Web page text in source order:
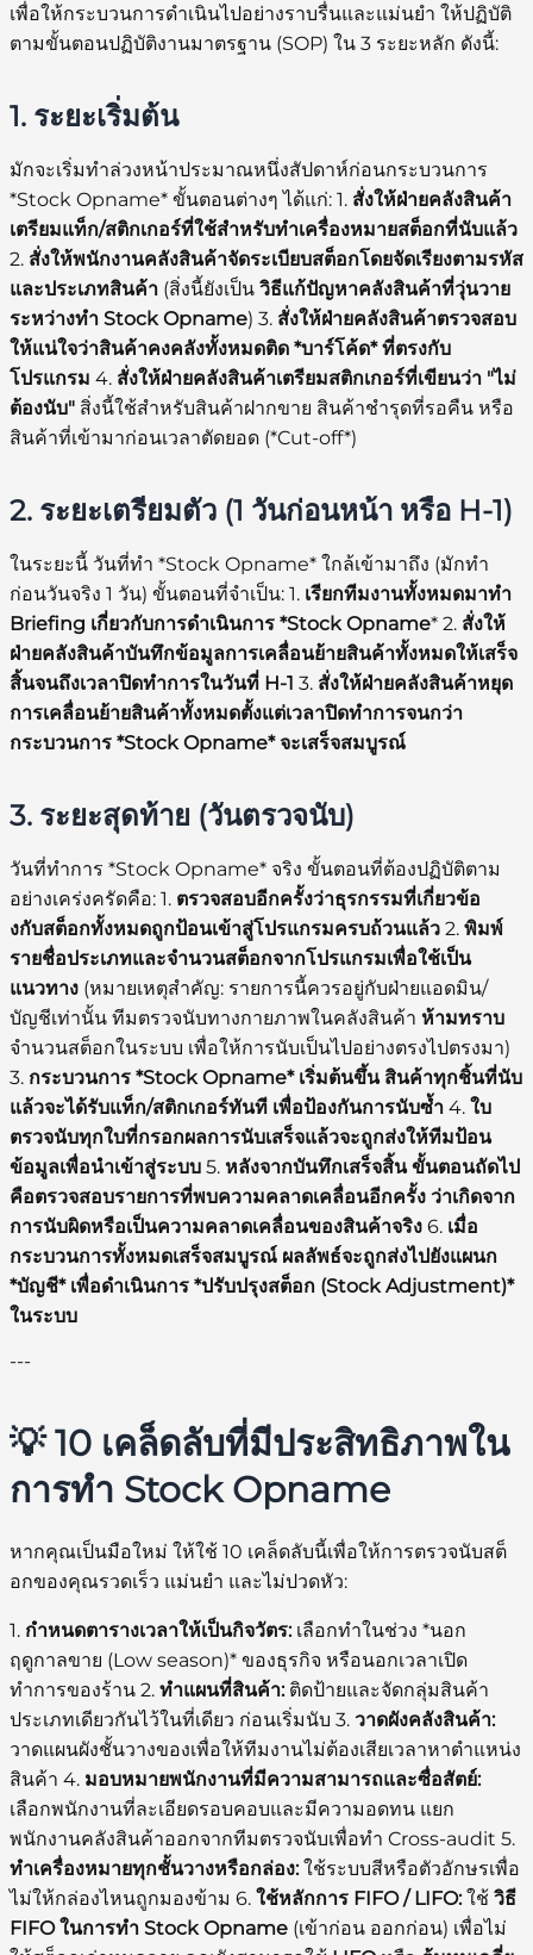
เพื่อให้กระบวนการดำเนินไปอย่างราบรื่นและแม่นยำ ให้ปฏิบัติ
ตามขั้นตอนปฏิบัติงานมาตรฐาน (SOP) ใน 3 ระยะหลัก ดังนี้:
1. ระยะเริ่มต้น
มักจะเริ่มทำล่วงหน้าประมาณหนึ่งสัปดาห์ก่อนกระบวนการ
*Stock Opname* ขั้นตอนต่างๆ ได้แก่: 1. สั่งให้ฝ่ายคลังสินค้า
เตรียมแท็ก/สติกเกอร์ที่ใช้สำหรับทำเครื่องหมายสต็อกที่นับแล้ว
2. สั่งให้พนักงานคลังสินค้าจัดระเบียบสต็อกโดยจัดเรียงตามรหัส
และประเภทสินค้า (สิ่งนี้ยังเป็น วิธีแก้ปัญหาคลังสินค้าที่วุ่นวาย
ระหว่างทำ Stock Opname) 3. สั่งให้ฝ่ายคลังสินค้าตรวจสอบ
ให้แน่ใจว่าสินค้าคงคลังทั้งหมดติด *บาร์โค้ด* ที่ตรงกับ
โปรแกรม 4. สั่งให้ฝ่ายคลังสินค้าเตรียมสติกเกอร์ที่เขียนว่า "ไม่
ต้องนับ" สิ่งนี้ใช้สำหรับสินค้าฝากขาย สินค้าชำรุดที่รอคืน หรือ
สินค้าที่เข้ามาก่อนเวลาตัดยอด (*Cut-off*)
2. ระยะเตรียมตัว (1 วันก่อนหน้า หรือ H-1)
ในระยะนี้ วันที่ทำ *Stock Opname* ใกล้เข้ามาถึง (มักทำ
ก่อนวันจริง 1 วัน) ขั้นตอนที่จำเป็น: 1. เรียกทีมงานทั้งหมดมาทำ
Briefing เกี่ยวกับการดำเนินการ *Stock Opname* 2. สั่งให้
ฝ่ายคลังสินค้าบันทึกข้อมูลการเคลื่อนย้ายสินค้าทั้งหมดให้เสร็จ
สิ้นจนถึงเวลาปิดทำการในวันที่ H-1 3. สั่งให้ฝ่ายคลังสินค้าหยุด
การเคลื่อนย้ายสินค้าทั้งหมดตั้งแต่เวลาปิดทำการจนกว่า
กระบวนการ *Stock Opname* จะเสร็จสมบูรณ์
3. ระยะสุดท้าย (วันตรวจนับ)
วันที่ทำการ *Stock Opname* จริง ขั้นตอนที่ต้องปฏิบัติตาม
อย่างเคร่งครัดคือ: 1. ตรวจสอบอีกครั้งว่าธุรกรรมที่เกี่ยวข้อ
งกับสต็อกทั้งหมดถูกป้อนเข้าสู่โปรแกรมครบถ้วนแล้ว 2. พิมพ์
รายชื่อประเภทและจำนวนสต็อกจากโปรแกรมเพื่อใช้เป็น
แนวทาง (หมายเหตุสำคัญ: รายการนี้ควรอยู่กับฝ่ายแอดมิน/
บัญชีเท่านั้น ทีมตรวจนับทางกายภาพในคลังสินค้า ห้ามทราบ
จำนวนสต็อกในระบบ เพื่อให้การนับเป็นไปอย่างตรงไปตรงมา)
3. กระบวนการ *Stock Opname* เริ่มต้นขึ้น สินค้าทุกชิ้นที่นับ
แล้วจะได้รับแท็ก/สติกเกอร์ทันที เพื่อป้องกันการนับซ้ำ 4. ใบ
ตรวจนับทุกใบที่กรอกผลการนับเสร็จแล้วจะถูกส่งให้ทีมป้อน
ข้อมูลเพื่อนำเข้าสู่ระบบ 5. หลังจากบันทึกเสร็จสิ้น ขั้นตอนถัดไป
คือตรวจสอบรายการที่พบความคลาดเคลื่อนอีกครั้ง ว่าเกิดจาก
การนับผิดหรือเป็นความคลาดเคลื่อนของสินค้าจริง 6. เมื่อ
กระบวนการทั้งหมดเสร็จสมบูรณ์ ผลลัพธ์จะถูกส่งไปยังแผนก
*บัญชี* เพื่อดำเนินการ *ปรับปรุงสต็อก (Stock Adjustment)*
ในระบบ
---
💡 10 เคล็ดลับที่มีประสิทธิภาพใน
การทำ Stock Opname
หากคุณเป็นมือใหม่ ให้ใช้ 10 เคล็ดลับนี้เพื่อให้การตรวจนับสต็
อกของคุณรวดเร็ว แม่นยำ และไม่ปวดหัว:
1. กำหนดตารางเวลาให้เป็นกิจวัตร:เลือกทำในช่วง *นอก
ฤดูกาลขาย (Low season)* ของธุรกิจ หรือนอกเวลาเปิด
ทำการของร้าน 2. ทำแผนที่สินค้า:ติดป้ายและจัดกลุ่มสินค้า
ประเภทเดียวกันไว้ในที่เดียว ก่อนเริ่มนับ 3. วาดผังคลังสินค้า:
วาดแผนผังชั้นวางของเพื่อให้ทีมงานไม่ต้องเสียเวลาหาตำแหน่ง
สินค้า 4. มอบหมายพนักงานที่มีความสามารถและซื่อสัตย์:
เลือกพนักงานที่ละเอียดรอบคอบและมีความอดทน แยก
พนักงานคลังสินค้าออกจากทีมตรวจนับเพื่อทำ Cross-audit 5.
ทำเครื่องหมายทุกชั้นวางหรือกล่อง:ใช้ระบบสีหรือตัวอักษรเพื่อ
ไม่ให้กล่องไหนถูกมองข้าม 6. ใช้หลักการ FIFO / LIFO:ใช้ วิธี
FIFO ในการทำ Stock Opname (เข้าก่อน ออกก่อน) เพื่อไม่